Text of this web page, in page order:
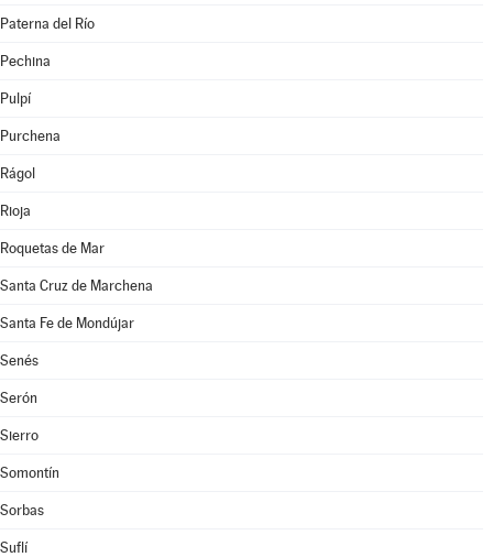
Paterna del Río
Pechina
Pulpí
Purchena
Rágol
Rioja
Roquetas de Mar
Santa Cruz de Marchena
Santa Fe de Mondújar
Senés
Serón
Sierro
Somontín
Sorbas
Suflí